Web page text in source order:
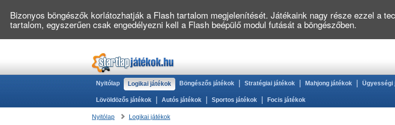
Nyitólap Logikai játékok Böngészős játékok Stratégiai játékok Mahjong játékok Ügyességi
Lövöldözős játékok Autós játékok Sportos játékok Focis játékok
Nyitólap Logikai játékok
Bizonyos böngészők korlátozhatják a Flash tartalom megjelenítését. Játékaink nagy része ezzel a
tartalom, egyszerűen csak engedélyezni kell a Flash beépülő modul futását a böngészőben.